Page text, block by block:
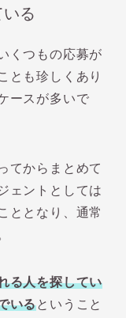
る
くつもの応募が
とも珍しくあり
ースが多いで
てからまとめて
ェントとしては
ととなり、通常
る人を探してい
いるということ